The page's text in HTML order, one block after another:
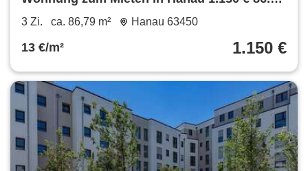
m²
3 Zi. ca. 86,79 m² Hanau 63450
13 €/m² 1.150 €